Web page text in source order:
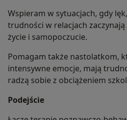
Wspieram w sytuacjach, gdy
trudności w relacjach zaczynają
życie i samopoczucie.
Pomagam także nastolatkom,
intensywne emocje, mają
radzą sobie z obciążeniem
Podejście